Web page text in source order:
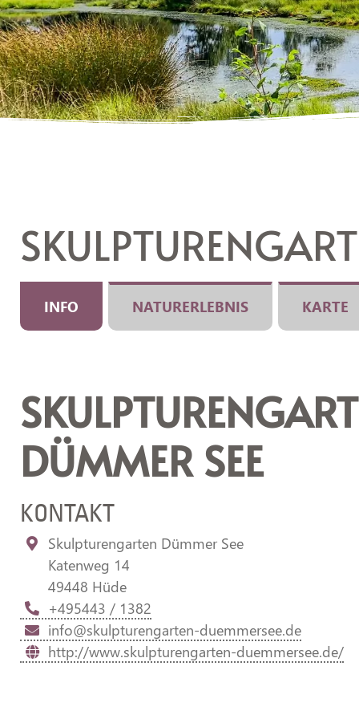
INFO NATURERLEBNIS KARTE
DÜMMER SEE
KONTAKT
Skulpturengarten Dümmer See
Katenweg 14
49448 Hüde
+495443 / 1382
info@skulpturengarten-duemmersee.de
http://www.skulpturengarten-duemmersee.de/